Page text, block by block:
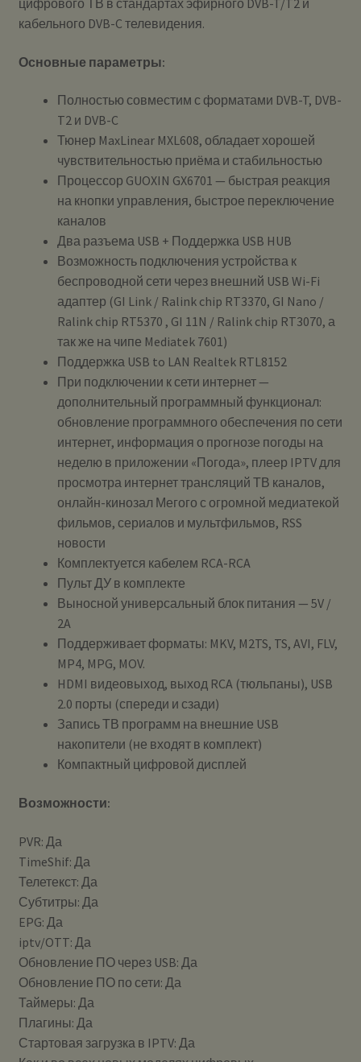
цифрового ТВ в стандартах эфирного DVB-T/T2 и
кабельного DVB-C телевидения.
Основные параметры:
Полностью совместим с форматами DVB-T, DVB-
T2 и DVB-C
Тюнер MaxLinear MXL608, обладает хорошей
чувствительностью приёма и стабильностью
Процессор GUOXIN GX6701 — быстрая реакция
на кнопки управления, быстрое переключение
каналов
Два разъема USB + Поддержка USB HUB
Возможность подключения устройства к
беспроводной сети через внешний USB Wi-Fi
адаптер (GI Link / Ralink chip RT3370, GI Nano /
Ralink chip RT5370 , GI 11N / Ralink chip RT3070, а
так же на чипе Mediatek 7601)
Поддержка USB to LAN Realtek RTL8152
При подключении к сети интернет —
дополнительный программный функционал:
обновление программного обеспечения по сети
интернет, информация о прогнозе погоды на
неделю в приложении «Погода», плеер IPTV для
просмотра интернет трансляций ТВ каналов,
онлайн-кинозал Мегого с огромной медиатекой
фильмов, сериалов и мультфильмов, RSS
новости
Комплектуется кабелем RCA-RCA
Пульт ДУ в комплекте
Выносной универсальный блок питания — 5V /
2A
Поддерживает форматы: MKV, M2TS, TS, AVI, FLV,
MP4, MPG, MOV.
HDMI видеовыход, выход RCA (тюльпаны), USB
2.0 порты (спереди и сзади)
Запись ТВ программ на внешние USB
накопители (не входят в комплект)
Компактный цифровой дисплей
Возможности:
PVR: Да
TimeShif: Да
Телетекст: Да
Субтитры: Да
EPG: Да
iptv/OTT: Да
Обновление ПО через USB: Да
Обновление ПО по сети: Да
Таймеры: Да
Плагины: Да
Стартовая загрузка в IPTV: Да